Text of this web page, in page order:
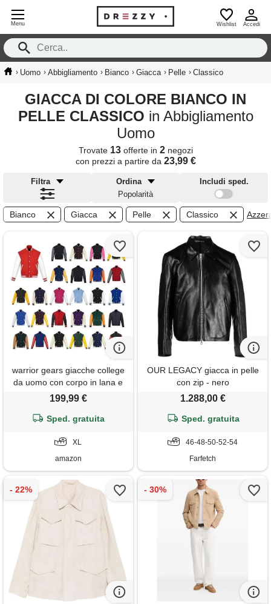
Menu Wishlist Accedi
› Uomo › Abbigliamento › Bianco › Giacca › Pelle › Classico
GIACCA DI COLORE BIANCO IN
PELLE CLASSICO in Abbigliamento
Uomo
Trovate 13offerte in 2negozi
con prezzi a partire da 23,99 €
Filtra
Ordina
Popolarità
Includi sped.
Bianco Giacca Pelle Classico
warrior gears giacche college
da uomo con corpo in lana e
maniche in pelle, giacca
retrò a righe, corpo in lana e
bianco - xl
199,99 €
Sped. gratuita
XL
amazon
OUR LEGACY giacca in pelle
con zip - nero
1.288,00 €
Sped. gratuita
46-48-50-52-54
Farfetch